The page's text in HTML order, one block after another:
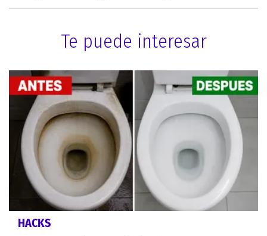
Te puede interesar
HACKS